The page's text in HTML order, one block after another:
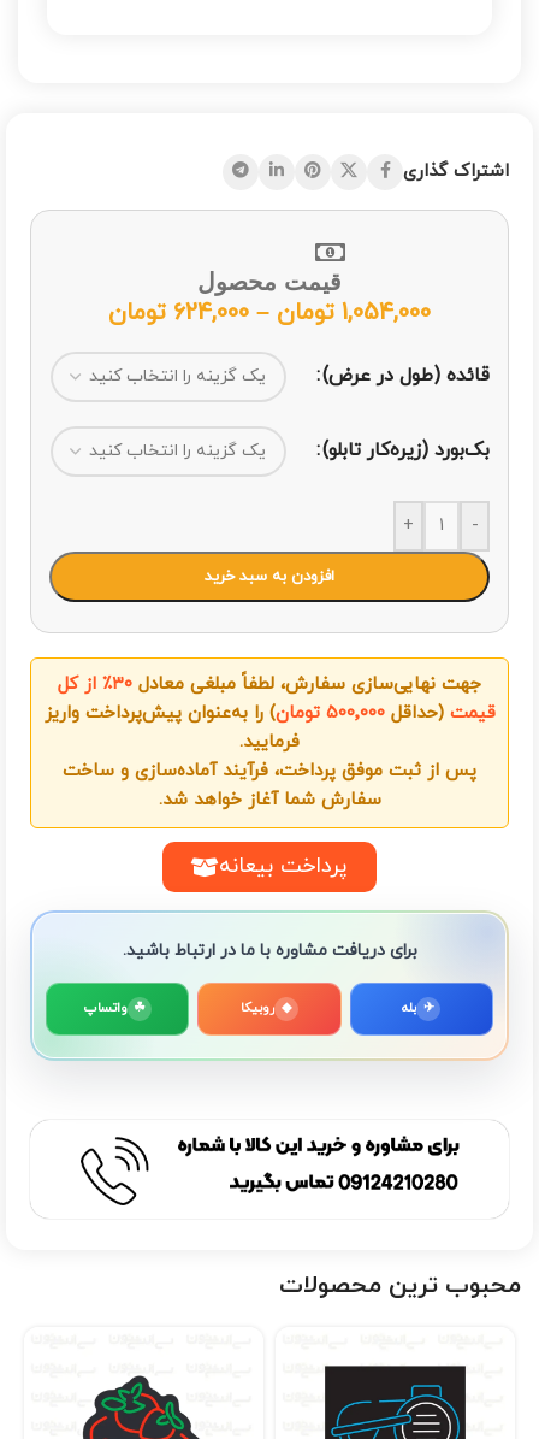
اشتراک گذاری
قیمت محصول
1,054,000 تومان –
624,000 تومان
قائده (طول در عرض)
بک‌بورد (زیره‌کار تابلو)
-
+
افزودن به سبد خرید
جهت نهایی‌سازی سفارش، لطفاً مبلغی معادل
۳۰٪ از کل
قیمت (حداقل۵۰۰٬۰۰۰ تومان
) را به‌عنوان پیش‌پرداخت واریز
فرمایید.
پس از ثبت موفق پرداخت، فرآیند آماده‌سازی و ساخت
سفارش شما آغاز خواهد شد.
پرداخت بیعانه
برای دریافت مشاوره با ما در ارتباط باشید.
✈ بله ◆ روبیکا ☘ واتساپ
محبوب ترین محصولات